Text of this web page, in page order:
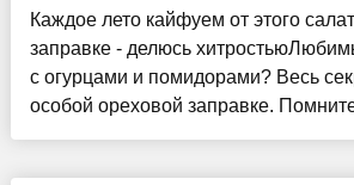
Каждое лето кайфуем от этого
заправке - делюсь
с огурцами и помидорами? Весь
особой ореховой заправке.